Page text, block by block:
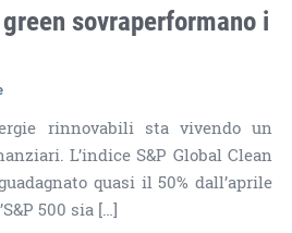
sovraperformano i
rinnovabili sta vivendo un
L’indice S&P Global Clean
quasi il 50% dall’aprile
500 sia […]